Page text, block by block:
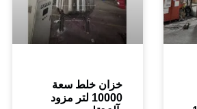
خزان خلط سعة
10000 لتر مزود